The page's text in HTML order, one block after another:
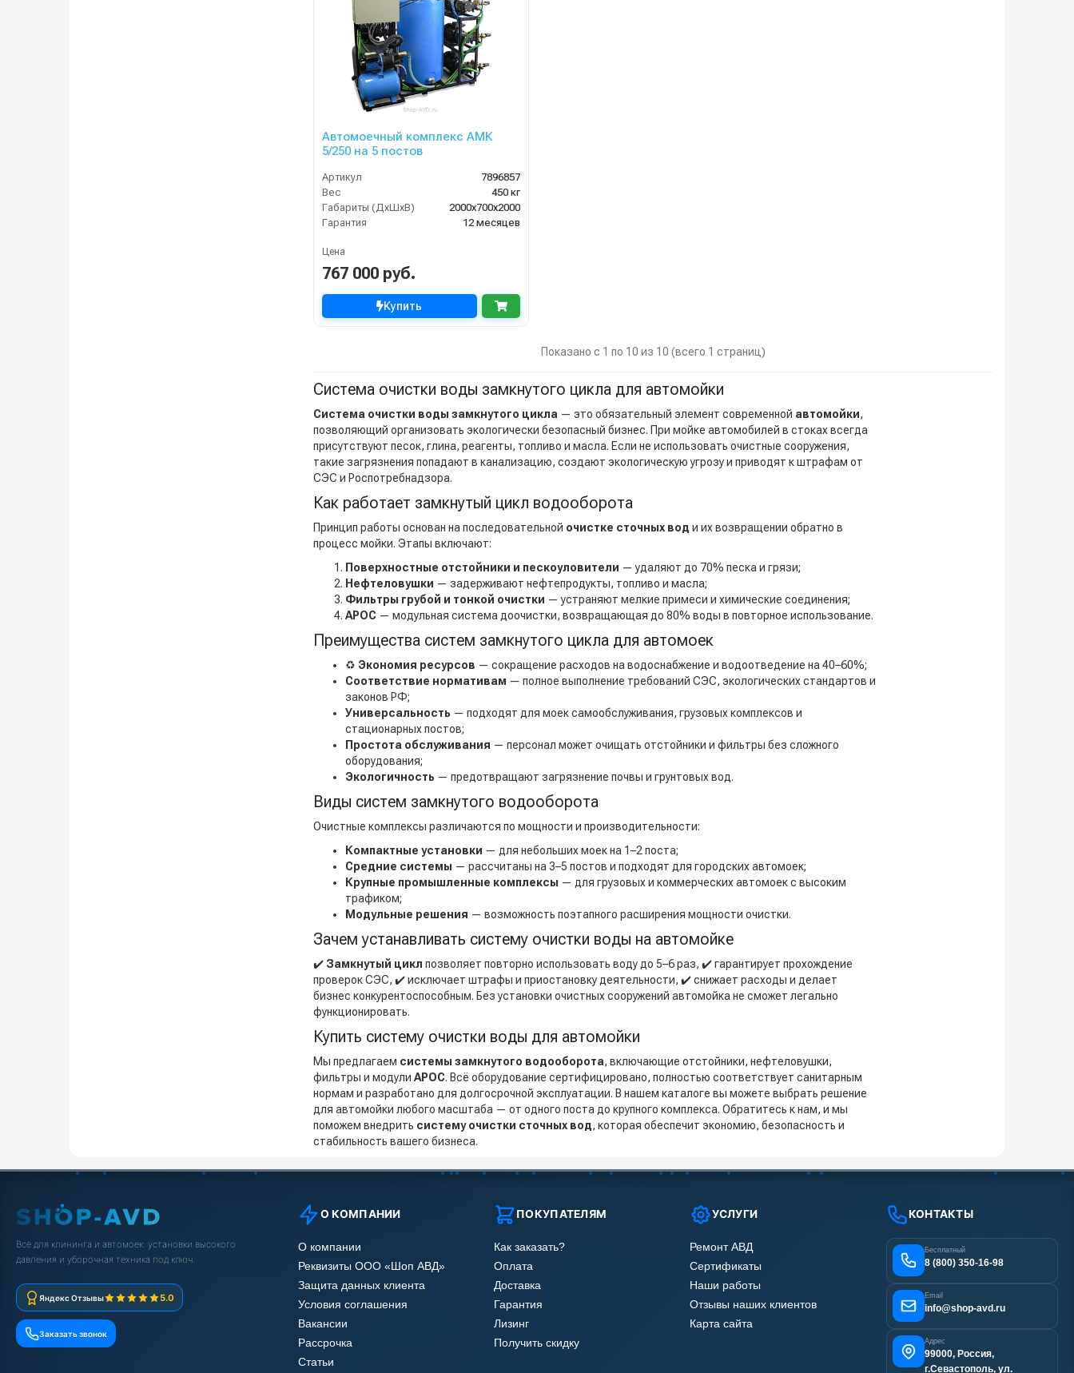
Автомоечный комплекс АМК
5/250 на 5 постов
Артикул
7896857
Вес
450 кг
Габариты (ДхШхВ)
2000х700х2000
Гарантия
12 месяцев
Цена
767 000 руб.
Купить
Показано с 1 по 10 из 10 (всего 1 страниц)
Система очистки воды замкнутого цикла для автомойки
Система очистки воды замкнутого цикла — это обязательный элемент современной автомойки,
позволяющий организовать экологически безопасный бизнес. При мойке автомобилей в стоках всегда
присутствуют песок, глина, реагенты, топливо и масла. Если не использовать очистные сооружения,
такие загрязнения попадают в канализацию, создают экологическую угрозу и приводят к штрафам от
СЭС и Роспотребнадзора.
Как работает замкнутый цикл водооборота
Принцип работы основан на последовательной очистке сточных вод и их возвращении обратно в
процесс мойки. Этапы включают:
Поверхностные отстойники и пескоуловители — удаляют до 70% песка и грязи;
Нефтеловушки — задерживают нефтепродукты, топливо и масла;
Фильтры грубой и тонкой очистки — устраняют мелкие примеси и химические соединения;
АРОС — модульная система доочистки, возвращающая до 80% воды в повторное использование.
Преимущества систем замкнутого цикла для автомоек
♻️ Экономия ресурсов — сокращение расходов на водоснабжение и водоотведение на 40–60%;
Соответствие нормативам — полное выполнение требований СЭС, экологических стандартов и
законов РФ;
Универсальность — подходят для моек самообслуживания, грузовых комплексов и
стационарных постов;
Простота обслуживания — персонал может очищать отстойники и фильтры без сложного
оборудования;
Экологичность — предотвращают загрязнение почвы и грунтовых вод.
Виды систем замкнутого водооборота
Очистные комплексы различаются по мощности и производительности:
Компактные установки — для небольших моек на 1–2 поста;
Средние системы — рассчитаны на 3–5 постов и подходят для городских автомоек;
Крупные промышленные комплексы — для грузовых и коммерческих автомоек с высоким
трафиком;
Модульные решения — возможность поэтапного расширения мощности очистки.
Зачем устанавливать систему очистки воды на автомойке
✔️ Замкнутый цикл позволяет повторно использовать воду до 5–6 раз, ✔️ гарантирует прохождение
проверок СЭС, ✔️ исключает штрафы и приостановку деятельности, ✔️ снижает расходы и делает
бизнес конкурентоспособным. Без установки очистных сооружений автомойка не сможет легально
функционировать.
Купить систему очистки воды для автомойки
Мы предлагаем системы замкнутого водооборота, включающие отстойники, нефтеловушки,
фильтры и модули АРОС. Всё оборудование сертифицировано, полностью соответствует санитарным
нормам и разработано для долгосрочной эксплуатации. В нашем каталоге вы можете выбрать решение
для автомойки любого масштаба — от одного поста до крупного комплекса. Обратитесь к нам, и мы
поможем внедрить систему очистки сточных вод, которая обеспечит экономию, безопасность и
стабильность вашего бизнеса.
Всё для клининга и автомоек: установки высокого
давления и уборочная техника под ключ.
Яндекс Отзывы 5.0
Заказать звонок
О КОМПАНИИ
О компании
Реквизиты ООО «Шоп АВД»
Защита данных клиента
Условия соглашения
Вакансии
Рассрочка
Статьи
ПОКУПАТЕЛЯМ
Как заказать?
Оплата
Доставка
Гарантия
Лизинг
Получить скидку
УСЛУГИ
Ремонт АВД
Сертификаты
Наши работы
Отзывы наших клиентов
Карта сайта
КОНТАКТЫ
Бесплатный
8 (800) 350-16-98
Email
info@shop-avd.ru
Адрес
99000, Россия,
г.Севастополь, ул.